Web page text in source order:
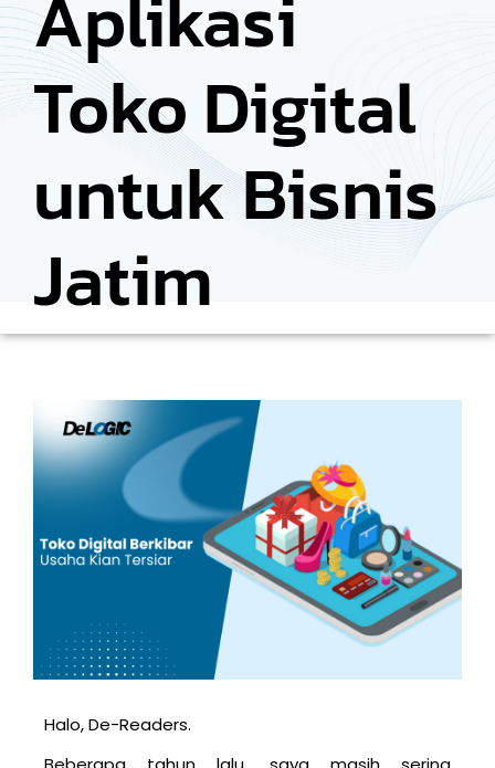
Toko Digital
untuk Bisnis
Jatim
Halo, De-Readers.